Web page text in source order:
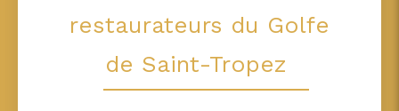
restaurateurs du Golfe
de Saint-Tropez